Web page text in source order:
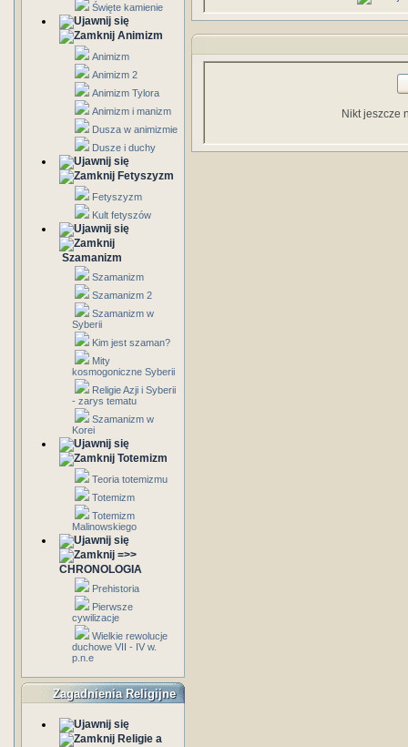
Święte kamienie
Animizm
Animizm
Animizm 2
Animizm Tylora
Animizm i manizm
Dusza w animizmie
Dusze i duchy
Fetyszyzm
Fetyszyzm
Kult fetyszów
Szamanizm
Szamanizm
Szamanizm 2
Szamanizm w
Syberii
Kim jest szaman?
Mity
kosmogoniczne Syberii
Religie Azji i Syberii
- zarys tematu
Szamanizm w
Korei
Totemizm
Teoria totemizmu
Totemizm
Totemizm
Malinowskiego
=>>
CHRONOLOGIA
Prehistoria
Pierwsze
cywilizacje
Wielkie rewolucje
duchowe VII - IV w.
p.n.e
Zagadnienia Religijne
Religie a
Nikt jeszcze